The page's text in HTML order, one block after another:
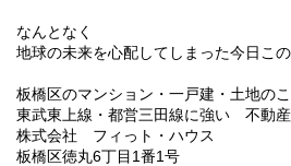
なんとなく
地球の未来を心配してしまった今日この
板橋区のマンション・一戸建・土地の
東武東上線・都営三田線に強い 不動
株式会社 フィっト・ハウス
板橋区徳丸6丁目1番1号